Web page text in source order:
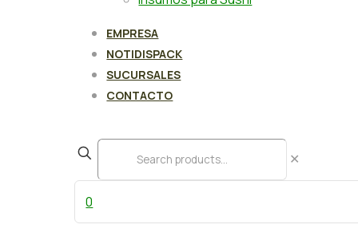
EMPRESA
NOTIDISPACK
SUCURSALES
CONTACTO
✕
0